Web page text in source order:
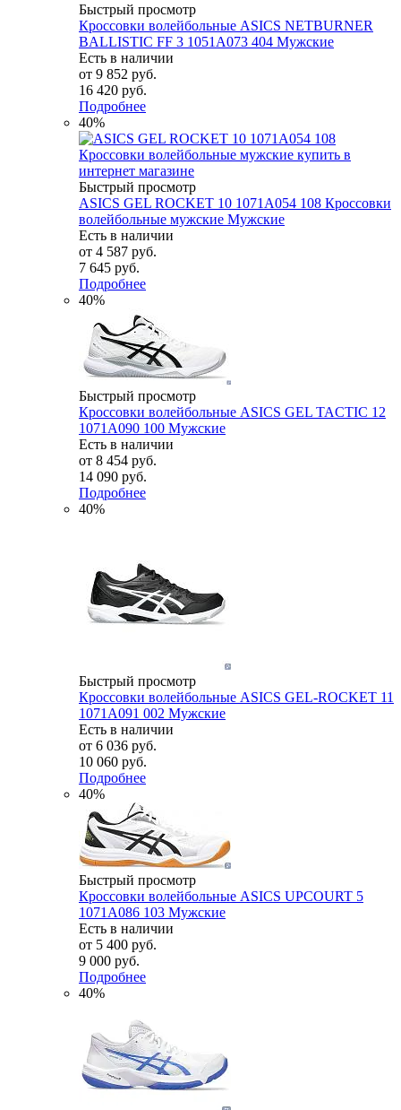
Быстрый просмотр
Кроссовки волейбольные ASICS NETBURNER
BALLISTIC FF 3 1051A073 404 Мужские
Есть в наличии
от 9 852 руб.
16 420 руб.
Подробнее
40%
Быстрый просмотр
ASICS GEL ROCKET 10 1071A054 108 Кроссовки
волейбольные мужские Мужские
Есть в наличии
от 4 587 руб.
7 645 руб.
Подробнее
40%
Быстрый просмотр
Кроссовки волейбольные ASICS GEL TACTIC 12
1071A090 100 Мужские
Есть в наличии
от 8 454 руб.
14 090 руб.
Подробнее
40%
Быстрый просмотр
Кроссовки волейбольные ASICS GEL-ROCKET 11
1071A091 002 Мужские
Есть в наличии
от 6 036 руб.
10 060 руб.
Подробнее
40%
Быстрый просмотр
Кроссовки волейбольные ASICS UPCOURT 5
1071A086 103 Мужские
Есть в наличии
от 5 400 руб.
9 000 руб.
Подробнее
40%